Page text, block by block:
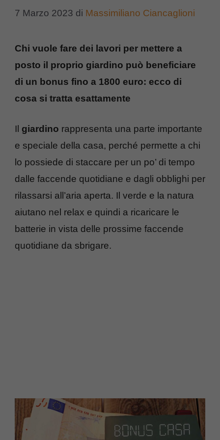
7 Marzo 2023 di Massimiliano Ciancaglioni
Chi vuole fare dei lavori per mettere a
posto il proprio giardino può beneficiare
di un bonus fino a 1800 euro: ecco di
cosa si tratta esattamente
Il giardino rappresenta una parte importante
e speciale della casa, perché permette a chi
lo possiede di staccare per un po’ di tempo
dalle faccende quotidiane e dagli obblighi per
rilassarsi all’aria aperta. Il verde e la natura
aiutano nel relax e quindi a ricaricare le
batterie in vista delle prossime faccende
quotidiane da sbrigare.